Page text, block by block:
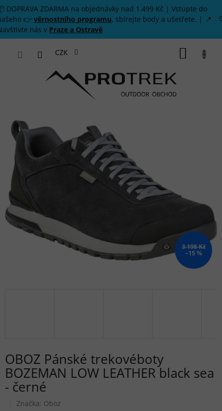
Přejít na obsah
DOPRAVA ZDARMA na objednávky nad 1.499 Kč | Vstupte do
👉 věrnostního programu, sbírejte body a ušetřete. | 📍
nás v Praze a Ostravě
CZK
3 198 Kč
–15 %
OBOZ Pánské trekovéboty
BOZEMAN LOW LEATHER black sea
- černé
Značka: Oboz